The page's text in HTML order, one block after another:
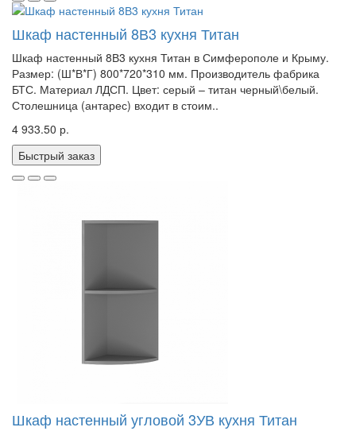
Шкаф настенный 8В3 кухня Титан
Шкаф настенный 8В3 кухня Титан в Симферополе и Крыму.
Размер: (Ш*В*Г) 800*720*310 мм. Производитель фабрика
БТС. Материал ЛДСП. Цвет: серый – титан черный\белый.
Столешница (антарес) входит в стоим..
4 933.50 р.
Быстрый заказ
Шкаф настенный угловой 3УВ кухня Титан